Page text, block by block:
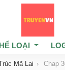
LOẠI
Mã Lai Chap